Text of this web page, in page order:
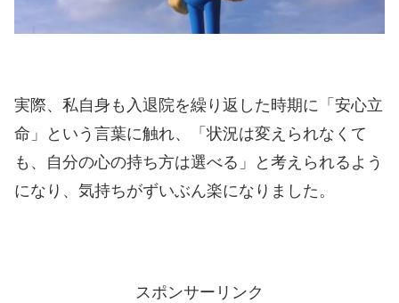
実際、私自身も入退院を繰り返した時期に「安心立
命」という言葉に触れ、「状況は変えられなくて
も、自分の心の持ち方は選べる」と考えられるよう
になり、気持ちがずいぶん楽になりました。
スポンサーリンク